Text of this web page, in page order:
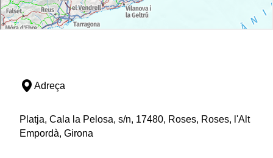
Adreça
Platja, Cala la Pelosa, s/n, 17480, Roses, Roses, l'Alt
Empordà, Girona